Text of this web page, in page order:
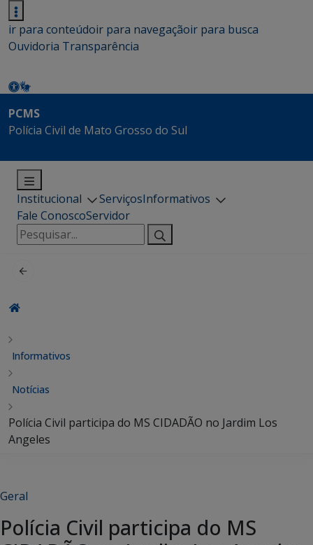
ir para conteúdoir para navegaçãoir para busca
Ouvidoria Transparência
PCMS
Polícia Civil de Mato Grosso do Sul
Institucional ServiçosInformativos
Fale ConoscoServidor
Pesquisar
por:
Informativos
Notícias
Polícia Civil participa do MS CIDADÃO no Jardim Los
Angeles
Geral
Polícia Civil participa do MS